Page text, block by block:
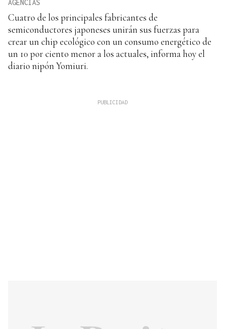
AGENCIAS
Cuatro de los principales fabricantes de
semiconductores japoneses unirán sus fuerzas para
crear un chip ecológico con un consumo energético de
un 10 por ciento menor a los actuales, informa hoy el
diario nipón Yomiuri.